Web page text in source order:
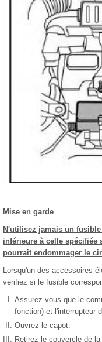
Mise en garde
N'utilisez jamais un
inférieure à celle spécifiée
pourrait endommager le
Lorsqu'un des accessoires
vérifiez si le fusible
Assurez-vous que le
fonction) et l'interrupteur
Ouvrez le capot.
Retirez le couvercle de